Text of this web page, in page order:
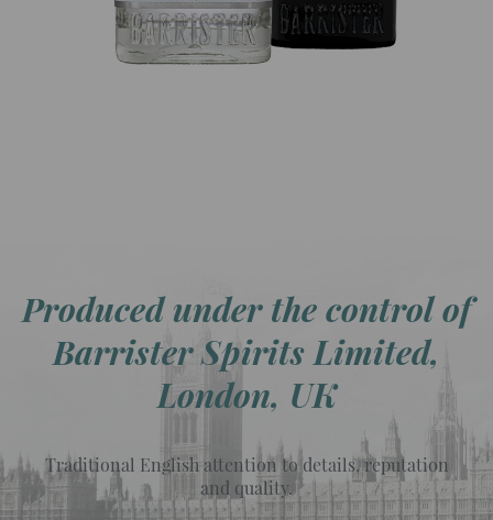
Produced under the control of
Barrister Spirits Limited,
London, UK
Traditional English attention to details, reputation
and quality.